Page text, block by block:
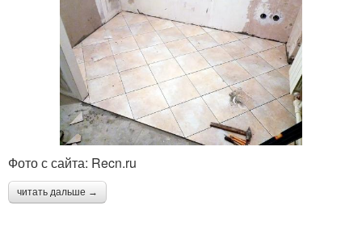
Фото с сайта: Recn.ru
читать дальше →